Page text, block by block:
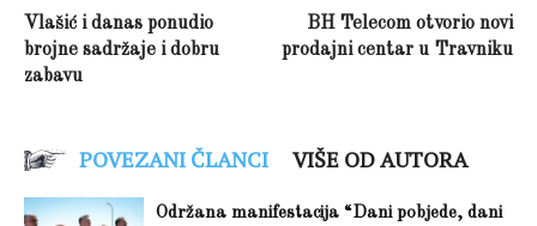
Vlašić i danas ponudio
brojne sadržaje i dobru
zabavu
BH Telecom otvorio novi
prodajni centar u Travniku
POVEZANI ČLANCI VIŠE OD AUTORA
Održana manifestacija “Dani pobjede, dani